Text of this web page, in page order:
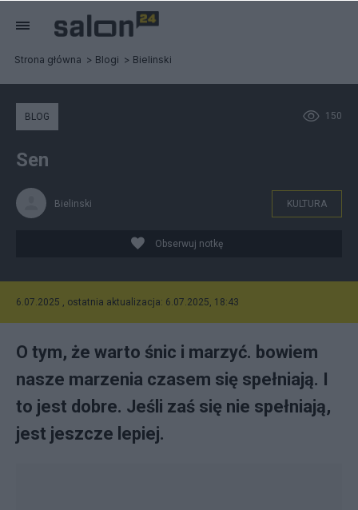
Strona główna Blogi Bielinski
150
BLOG
Sen
Bielinski KULTURA
Obserwuj notkę
6.07.2025 , ostatnia aktualizacja: 6.07.2025, 18:43
O tym, że warto śnic i marzyć. bowiem
nasze marzenia czasem się spełniają. I
to jest dobre. Jeśli zaś się nie spełniają,
jest jeszcze lepiej.